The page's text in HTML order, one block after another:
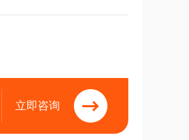
立即咨询